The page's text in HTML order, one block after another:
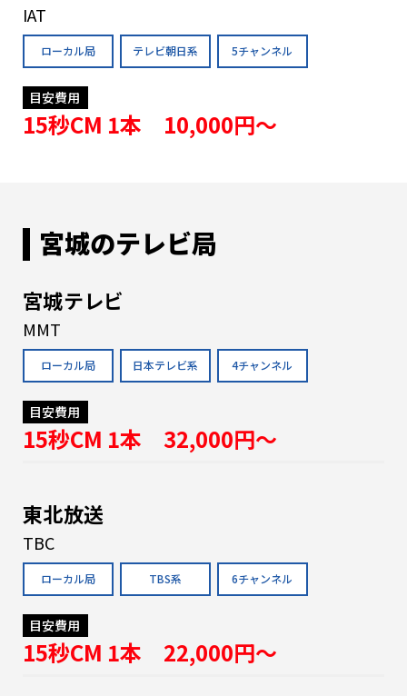
IAT
ローカル局 テレビ朝日系 5チャンネル
目安費用
15秒CM 1本 10,000円〜
宮城のテレビ局
宮城テレビ
MMT
ローカル局 日本テレビ系 4チャンネル
目安費用
15秒CM 1本 32,000円〜
東北放送
TBC
ローカル局 TBS系 6チャンネル
目安費用
15秒CM 1本 22,000円〜